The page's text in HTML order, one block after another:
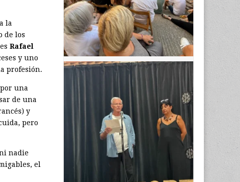
la
de los
Rafael
y uno
profesión.
una
de una
y
pero
nadie
el